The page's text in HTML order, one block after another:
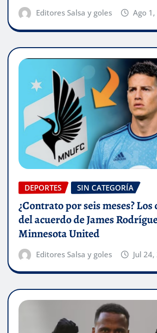
Editores Salsa y goles Ago
DEPORTES SIN CATEGORÍA
¿Contrato por seis meses?
del acuerdo de James
Minnesota United
Editores Salsa y goles Jul